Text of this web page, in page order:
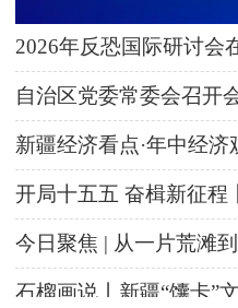
2026年反恐国际研讨会
自治区党委常委会召开
新疆经济看点·年中经
开局十五五 奋楫新征程
今日聚焦 | 从一片荒滩
石榴画说丨新疆“馕卡”